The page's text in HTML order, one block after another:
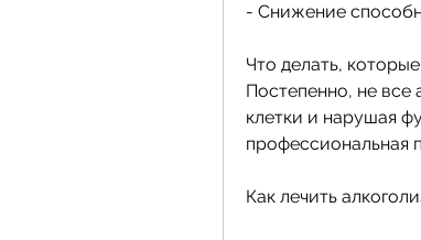
- Снижение
Что делать,
Постепенно, не все
клетки и нарушая
профессиональная
Как лечить